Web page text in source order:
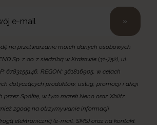
»
na przetwarzanie moich danych osobowych
Sp. z o.o. z siedzibą w Krakowie (31-752), ul.
6783155146, REGON: 361816905, w celach
dotyczących produktów, usług, promocji i akcji
przez Spółkę, w tym marek Neno oraz Xblitz.
zgodę na otrzymywanie informacji
elektroniczną (e-mail, SMS) oraz na kontakt